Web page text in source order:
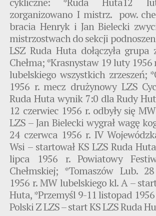
zorganizowano I mistrz. pow.
bracia Henryk i Jan Bielecki
mistrzostwach do sekcji
LSZ Ruda Huta dołączyła grupa
Chełma; *Krasnystaw 19 luty 1956
lubelskiego wszystkich zrzeszeń;
1956 r. mecz drużynowy LZS
Ruda Huta wynik 7:0 dla Rudy
12 czerwiec 1956 r. odbyły się
LZS – Jan Bielecki wygrał wagę
24 czerwca 1956 r. IV
Wsi – startował KS LZS Ruda
lipca 1956 r. Powiatowy
Chełmskiej; *Tomaszów Lub.
1956 r. MW lubelskiego kl. A –
Huta, *Przemyśl 9-11 listopad
Polski Z LZS – start KS LZS Ruda